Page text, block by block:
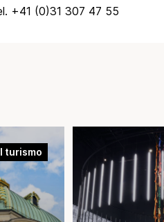
+41 (0)31 307 47 55
turismo